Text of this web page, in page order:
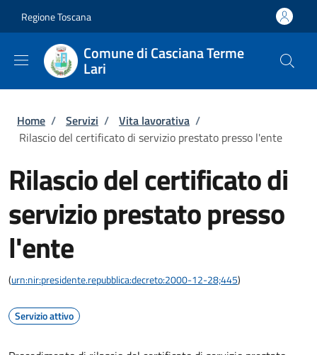
Regione Toscana
Comune di Casciana Terme
Lari
Briciole di pane
Home / Servizi / Vita lavorativa /
Rilascio del certificato di servizio prestato presso l'ente
Rilascio del certificato di
servizio prestato presso
l'ente
(urn:nir:presidente.repubblica:decreto:2000-12-28;445)
Servizio attivo